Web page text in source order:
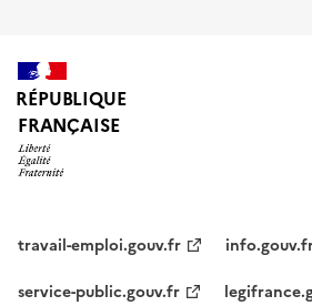
RÉPUBLIQUE
FRANÇAISE
travail-emploi.gouv.fr
service-public.gouv.fr